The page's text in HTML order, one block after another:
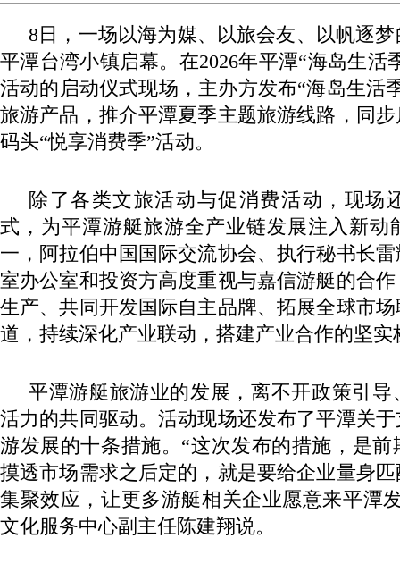
8日，一场以海为媒、以旅会友、以帆逐
平潭台湾小镇启幕。在2026年平潭“海岛生活
活动的启动仪式现场，主办方发布“海岛生活
旅游产品，推介平潭夏季主题旅游线路，同
码头“悦享消费季”活动。
除了各类文旅活动与促消费活动，现场
式，为平潭游艇旅游全产业链发展注入新动
一，阿拉伯中国国际交流协会、执行秘书长
室办公室和投资方高度重视与嘉信游艇的合
生产、共同开发国际自主品牌、拓展全球市
道，持续深化产业联动，搭建产业合作的坚实
平潭游艇旅游业的发展，离不开政策引导
活力的共同驱动。活动现场还发布了平潭关
游发展的十条措施。“这次发布的措施，是
摸透市场需求之后定的，就是要给企业量身
集聚效应，让更多游艇相关企业愿意来平潭
文化服务中心副主任陈建翔说。